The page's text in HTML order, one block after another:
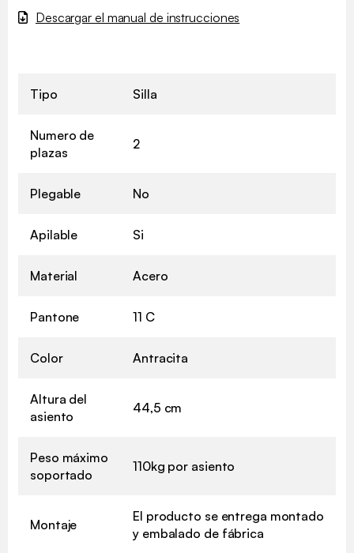
Descargar el manual de instrucciones
Tipo Silla
Numero de
plazas
2
Plegable No
Apilable Si
Material Acero
Pantone 11 C
Color Antracita
Altura del
asiento
44,5 cm
Peso máximo
soportado
110kg por asiento
Montaje
El producto se entrega montado
y embalado de fábrica